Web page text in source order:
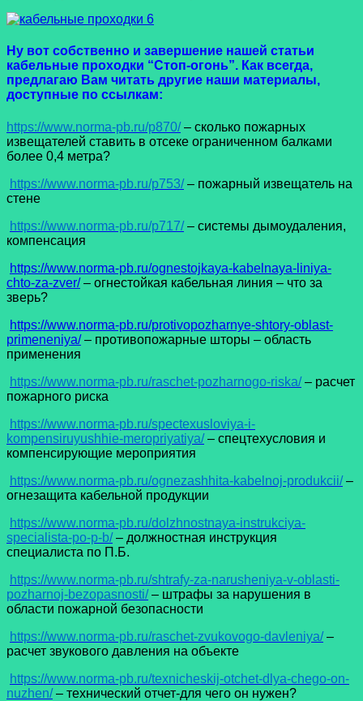
Ну вот собственно и завершение нашей статьи
кабельные проходки “Стоп-огонь”. Как всегда,
предлагаю Вам читать другие наши материалы,
доступные по ссылкам:
https://www.norma-pb.ru/p870/ – сколько пожарных
извещателей ставить в отсеке ограниченном балками
более 0,4 метра?
https://www.norma-pb.ru/p753/– пожарный извещатель на
стене
https://www.norma-pb.ru/p717/– системы дымоудаления,
компенсация
https://www.norma-pb.ru/ognestojkaya-kabelnaya-liniya-
chto-za-zver/– огнестойкая кабельная линия – что за
зверь?
https://www.norma-pb.ru/protivopozharnye-shtory-oblast-
primeneniya/– противопожарные шторы – область
применения
https://www.norma-pb.ru/raschet-pozharnogo-riska/– расчет
пожарного риска
https://www.norma-pb.ru/spectexusloviya-i-
kompensiruyushhie-meropriyatiya/– спецтехусловия и
компенсирующие мероприятия
https://www.norma-pb.ru/ognezashhita-kabelnoj-produkcii/–
огнезащита кабельной продукции
https://www.norma-pb.ru/dolzhnostnaya-instrukciya-
specialista-po-p-b/– должностная инструкция
специалиста по П.Б.
https://www.norma-pb.ru/shtrafy-za-narusheniya-v-oblasti-
pozharnoj-bezopasnosti/– штрафы за нарушения в
области пожарной безопасности
https://www.norma-pb.ru/raschet-zvukovogo-davleniya/–
расчет звукового давления на объекте
https://www.norma-pb.ru/texnicheskij-otchet-dlya-chego-on-
nuzhen/– технический отчет-для чего он нужен?